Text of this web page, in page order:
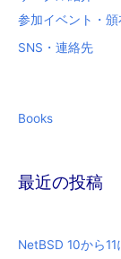
参加イベント・頒
SNS・連絡先
Books
最近の投稿
NetBSD 10から